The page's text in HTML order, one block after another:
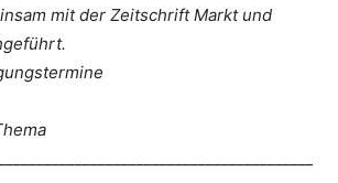
mit der Zeitschrift Markt und